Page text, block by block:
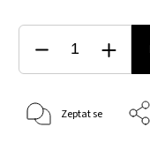
Zeptat se